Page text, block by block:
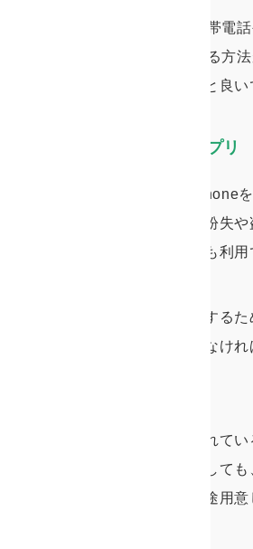
GPS発信機での追跡調査は、携帯電
小型GPS発信機を忍ばせて調べる方
あるので、状況に合わせて選ぶと良い
浮気調査に使えるスマホアプリ
スマホによる追跡調査には、iPhone
アプリがあります。もともとは紛失
できる機能などから浮気調査にも利
しかし、これらのアプリを使用する
跡用のアプリをインストールしなけ
多くの場合、スマホはロックされて
ります。ロックを解除できたとして
しいため、調査用のスマホを別途用